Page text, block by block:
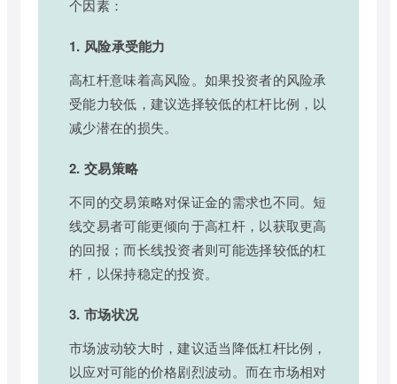
个因素：
1. 风险承受能力
高杠杆意味着高风险。如果投资者的风险承
受能力较低，建议选择较低的杠杆比例，以
减少潜在的损失。
2. 交易策略
不同的交易策略对保证金的需求也不同。短
线交易者可能更倾向于高杠杆，以获取更高
的回报；而长线投资者则可能选择较低的杠
杆，以保持稳定的投资。
3. 市场状况
市场波动较大时，建议适当降低杠杆比例，
以应对可能的价格剧烈波动。而在市场相对